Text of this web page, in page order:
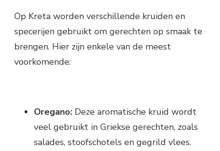
Op Kreta worden verschillende kruiden en
specerijen gebruikt om gerechten op smaak te
brengen. Hier zijn enkele van de meest
voorkomende:
Oregano: Deze aromatische kruid wordt
veel gebruikt in Griekse gerechten, zoals
salades, stoofschotels en gegrild vlees.